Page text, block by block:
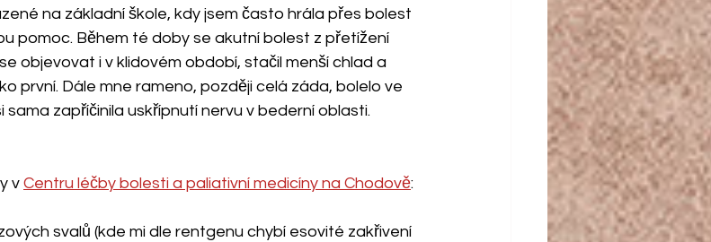
na základní škole, kdy jsem často hrála přes bolest
pomoc. Během té doby se akutní bolest z přetížení
objevovat i v klidovém období, stačil menší chlad a
první. Dále mne rameno, později celá záda, bolelo ve
zapříčinila uskřípnutí nervu v bederní oblasti.
v Centru léčby bolesti a paliativní medicíny na Chodově:
svalů (kde mi dle rentgenu chybí esovité zakřivení